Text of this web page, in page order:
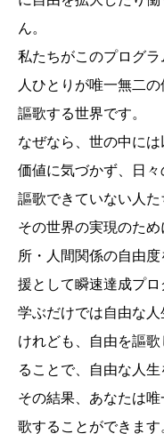
ん。
私たちがこのプログ
人ひとりが唯一無二
謳歌する世界です。
なぜなら、世の中に
価値に気づかず、日
謳歌できていない人た
その世界の実現のた
所・人間関係の自由
援として瞬速達成プ
学ぶだけでは自由な人
けれども、自由を謳
ることで、自由な人生
その結果、あなたは
歌することができま